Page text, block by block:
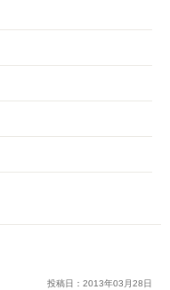
投稿日： 2013年03 月28日